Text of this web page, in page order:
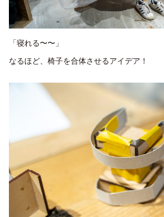
「寝れる〜〜」
なるほど、椅子を合体させるアイデア！